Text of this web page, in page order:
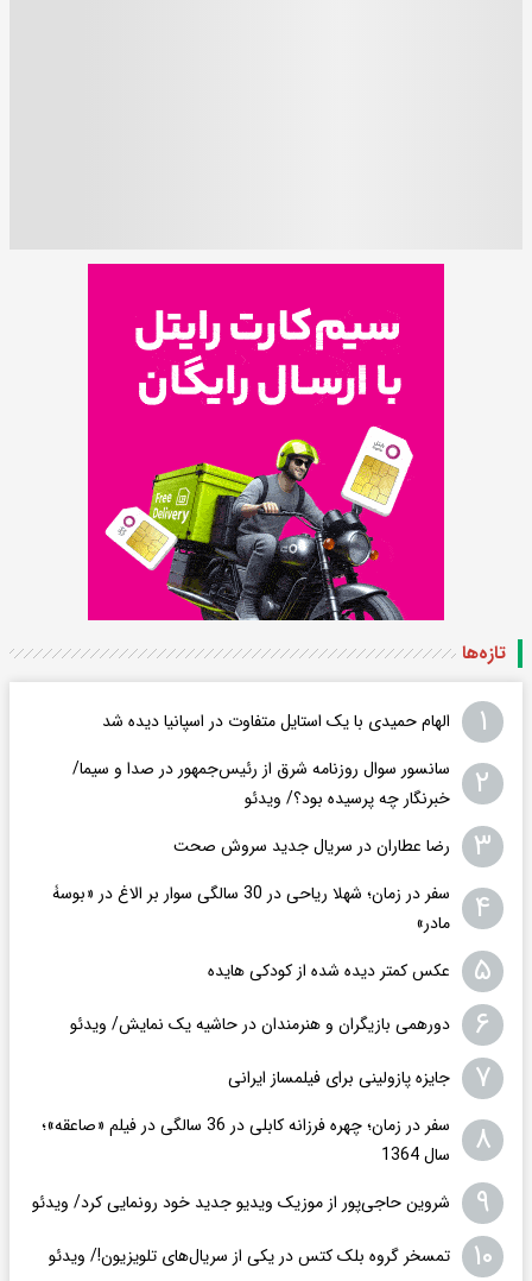
تازه‌ها
۱ الهام حمیدی با یک استایل متفاوت در اسپانیا دیده شد
۲
سانسور سوال روزنامه شرق از رئیس‌جمهور در صدا و سیما/
خبرنگار چه پرسیده بود؟/ ویدئو
۳ رضا عطاران در سریال جدید سروش صحت
۴
سفر در زمان؛ شهلا ریاحی در 30 سالگی سوار بر الاغ در «بوسۀ
مادر»
۵ عکس کمتر دیده شده از کودکی هایده
۶ دورهمی بازیگران و هنرمندان در حاشیه یک نمایش/ ویدئو
۷ جایزه پازولینی برای فیلمساز ایرانی
۸
سفر در زمان؛ چهره فرزانه کابلی در 36 سالگی در فیلم «صاعقه»؛
سال 1364
۹ شروین حاجی‌پور از موزیک ویدیو جدید خود رونمایی کرد/ ویدئو
۱۰ تمسخر گروه بلک کتس در یکی از سریال‌های تلویزیون!/ ویدئو